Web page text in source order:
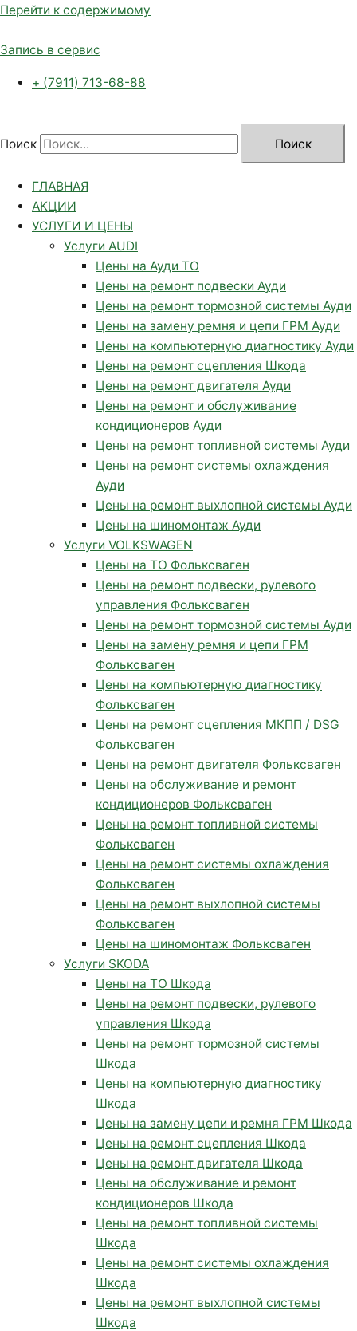
Перейти к содержимому
Запись в сервис
+ (7911) 713-68-88
Поиск Поиск
ГЛАВНАЯ
АКЦИИ
УСЛУГИ И ЦЕНЫ
Услуги AUDI
Цены на Ауди ТО
Цены на ремонт подвески Ауди
Цены на ремонт тормозной системы Ауди
Цены на замену ремня и цепи ГРМ Ауди
Цены на компьютерную диагностику Ауди
Цены на ремонт сцепления Шкода
Цены на ремонт двигателя Ауди
Цены на ремонт и обслуживание
кондиционеров Ауди
Цены на ремонт топливной системы Ауди
Цены на ремонт системы охлаждения
Ауди
Цены на ремонт выхлопной системы Ауди
Цены на шиномонтаж Ауди
Услуги VOLKSWAGEN
Цены на ТО Фольксваген
Цены на ремонт подвески, рулевого
управления Фольксваген
Цены на ремонт тормозной системы Ауди
Цены на замену ремня и цепи ГРМ
Фольксваген
Цены на компьютерную диагностику
Фольксваген
Цены на ремонт сцепления МКПП / DSG
Фольксваген
Цены на ремонт двигателя Фольксваген
Цены на обслуживание и ремонт
кондиционеров Фольксваген
Цены на ремонт топливной системы
Фольксваген
Цены на ремонт системы охлаждения
Фольксваген
Цены на ремонт выхлопной системы
Фольксваген
Цены на шиномонтаж Фольксваген
Услуги SKODA
Цены на ТО Шкода
Цены на ремонт подвески, рулевого
управления Шкода
Цены на ремонт тормозной системы
Шкода
Цены на компьютерную диагностику
Шкода
Цены на замену цепи и ремня ГРМ Шкода
Цены на ремонт сцепления Шкода
Цены на ремонт двигателя Шкода
Цены на обслуживание и ремонт
кондиционеров Шкода
Цены на ремонт топливной системы
Шкода
Цены на ремонт системы охлаждения
Шкода
Цены на ремонт выхлопной системы
Шкода